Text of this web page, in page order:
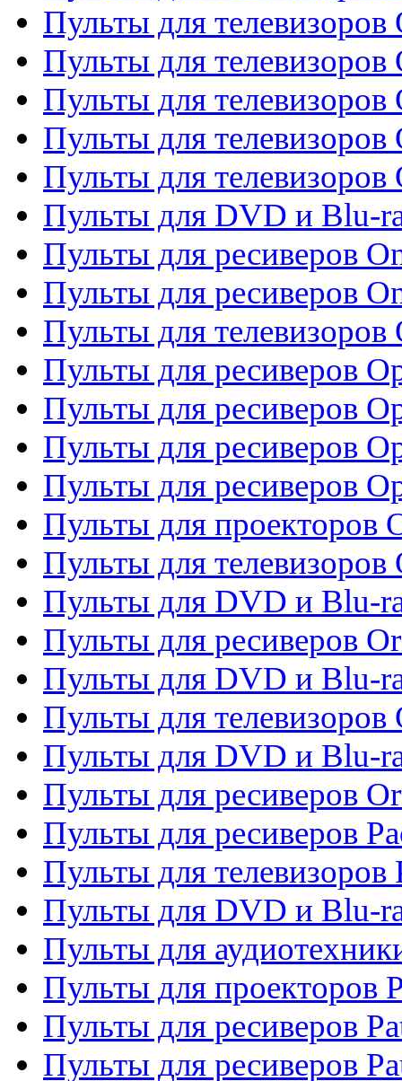
Пульты для телевизоров
Пульты для телевизоров
Пульты для телевизоров
Пульты для телевизоров
Пульты для телевизоров
Пульты для DVD и Blu-
Пульты для ресиверов
Пульты для ресиверов
Пульты для телевизоров
Пульты для ресиверов
Пульты для ресиверов
Пульты для ресиверов
Пульты для ресиверов
Пульты для проекторов
Пульты для телевизоров
Пульты для DVD и Blu-
Пульты для ресиверов
Пульты для DVD и Blu-
Пульты для телевизоров
Пульты для DVD и Blu-
Пульты для ресиверов
Пульты для ресиверов
Пульты для телевизоров
Пульты для DVD и Blu-
Пульты для
Пульты для проекторов
Пульты для ресиверов
Пульты для ресиверов